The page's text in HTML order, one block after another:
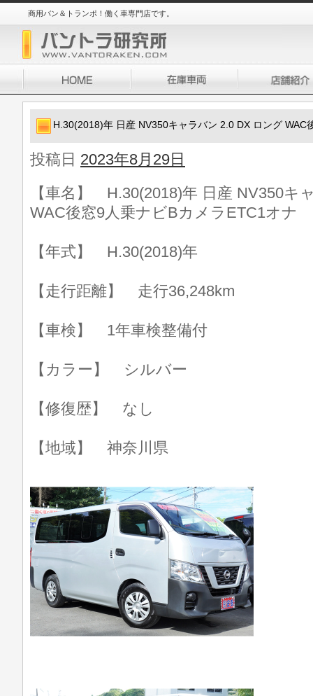
商用バン＆トランポ！働く車専門店です。
H.30(2018)年 日産 NV350キャラバン 2.0 DX ロング WAC
投稿日 2023年8月29日
【車名】 H.30(2018)年 日産 NV350キ
WAC後窓9人乗ナビBカメラETC1オナ
【年式】 H.30(2018)年
【走行距離】 走行36,248km
【車検】 1年車検整備付
【カラー】 シルバー
【修復歴】 なし
【地域】 神奈川県